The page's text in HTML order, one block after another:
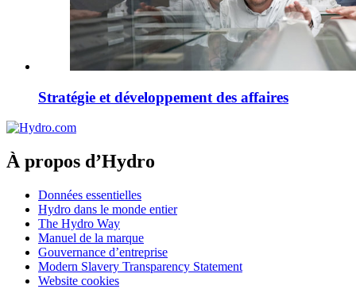
Stratégie et développement des affaires
À propos d’Hydro
Données essentielles
Hydro dans le monde entier
The Hydro Way
Manuel de la marque
Gouvernance d’entreprise
Modern Slavery Transparency Statement
Website cookies